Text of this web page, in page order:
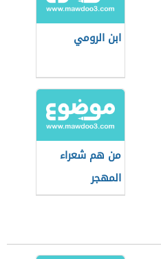
ابن الرومي
من هم شعراء
المهجر